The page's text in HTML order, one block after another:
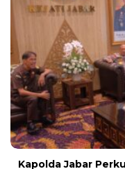
Kapolda Jabar